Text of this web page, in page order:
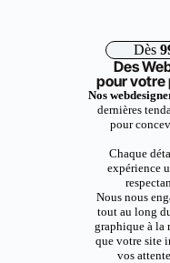
Dès
Des
pour votre
Nos
dernières
pour
Chaque
expérience
Nous nous
tout au long
graphique à la
que votre site
vos